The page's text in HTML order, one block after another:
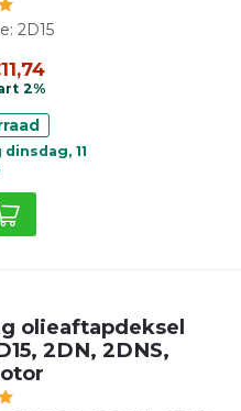
2D15
2%
dinsdag, 11
olieaftapdeksel
2DN, 2DNS,